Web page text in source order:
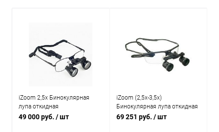
iZoom 2,5х Бинокулярная
лупа откидная
стоматологическая
49 000 руб. / шт
iZoom (2,5х-3,5х)
Бинокулярная лупа откидная
стоматологическая
69 251 руб. / шт